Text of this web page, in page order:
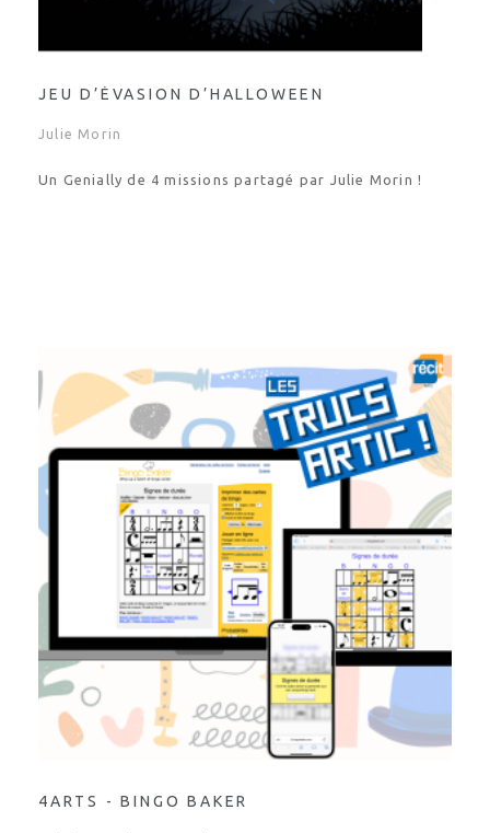
JEU D’ÉVASION D’HALLOWEEN
Julie Morin
Un Genially de 4 missions partagé par Julie Morin !
4ARTS - BINGO BAKER